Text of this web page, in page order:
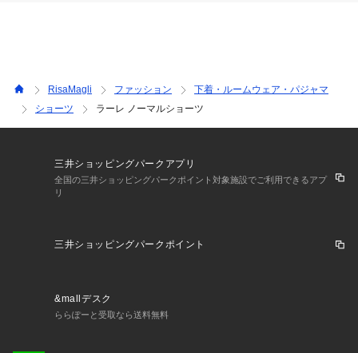
・フロント部分透け感：若干あり
＜関連アイテム＞
・65280 ブラジャー（B・C）
・65281 ブラジャー（D・E・F）
・65282 ブラジャー（G・H）
・75281 レースショーツ
・35281 カップ付キャミソール
・25281 タップパンツ
RisaMagli ファッション
下着・ルームウェア・パジャマ
ショーツ
ラーレ ノーマルショーツ
三井ショッピングパークアプリ
全国の三井ショッピングパークポイント対象施設でご利用できるアプ
リ
三井ショッピングパークポイント
&mallデスク
ららぽーと受取なら送料無料